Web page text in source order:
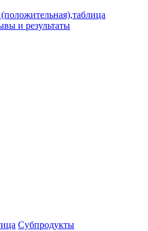
и результаты
Субпродукты